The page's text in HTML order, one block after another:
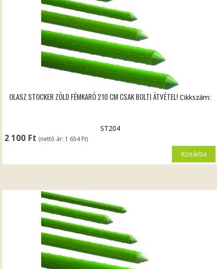
OLASZ STOCKER ZÖLD FÉMKARÓ 210 CM CSAK BOLTI ÁTVÉTEL!
2 100 Ft (nettó ár: 1 654Ft)
Cikkszám:
ST204
Kosárba